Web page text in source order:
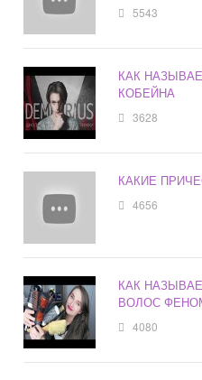
5543
КАК
КОБЕЙНА
3628
КАКИЕ
4656
КАК
ВОЛОС
4080